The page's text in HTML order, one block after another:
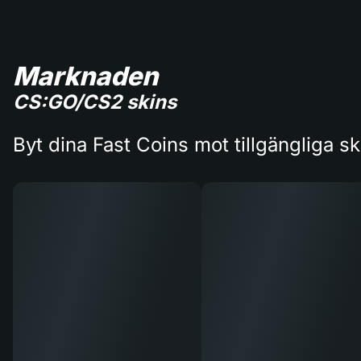
Marknaden
CS:GO/CS2 skins
Byt dina Fast Coins mot tillgängliga